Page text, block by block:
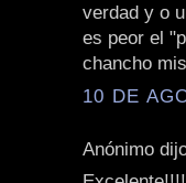
verdad y o
es peor el
chancho
10 DE
Anónimo